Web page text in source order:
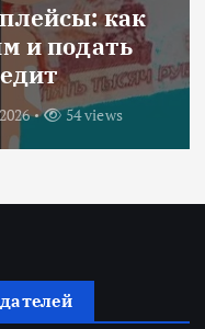
как
и подать
54 views